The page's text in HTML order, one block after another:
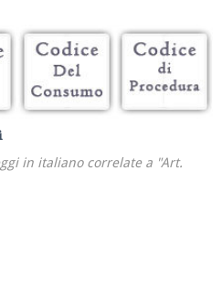
in italiano correlate a "Art.